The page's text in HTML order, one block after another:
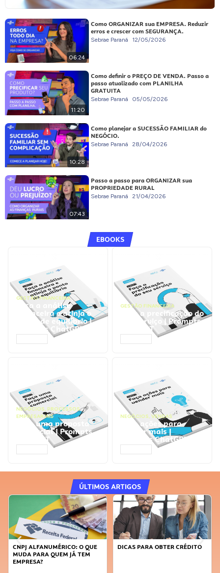
06:24
Como ORGANIZAR sua EMPRESA. Reduzir
erros e crescer com SEGURANÇA.
Sebrae Paraná 12/05/2026
11:20
Como definir o PREÇO DE VENDA. Passo a
passo atualizado com PLANILHA
GRATUITA
Sebrae Paraná 05/05/2026
10:28
Como planejar a SUCESSÃO FAMILIAR do
NEGÓCIO.
Sebrae Paraná 28/04/2026
07:43
Passo a passo para ORGANIZAR sua
PROPRIEDADE RURAL
Sebrae Paraná 21/04/2026
EBOOKS
GESTÃO FINANCEIRA
Faça a análise
financeira e atinja o
ponto de equilíbrio |
Prompts ChatGPT
GESTÃO FINANCEIRA
Faça a precificação do
seu serviço | Prompts
ChatGPT
NEGÓCIOS, PROCESSOS
EMPRESARIAIS
Faça uma proposta
comercial | Prompts
ChatGPT
NEGÓCIOS, VENDAS
Faça ações para
vender mais |
Prompts ChatGPT
ÚLTIMOS ARTIGOS
O QUE
QUEM JÁ TEM
DICAS PARA OBTER CRÉDITO
FAÇA A